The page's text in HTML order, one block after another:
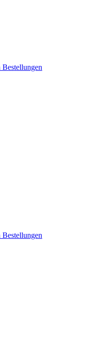
Bestellungen
Bestellungen